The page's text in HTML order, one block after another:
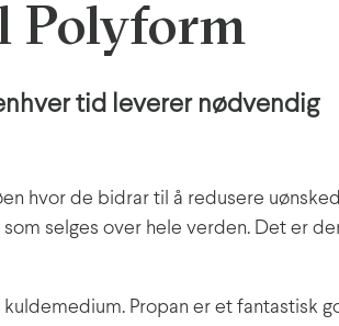
Polyform
tid leverer nødvendig
hvor de bidrar til å redusere
selges over hele verden. Det er
Propan er et fantastisk